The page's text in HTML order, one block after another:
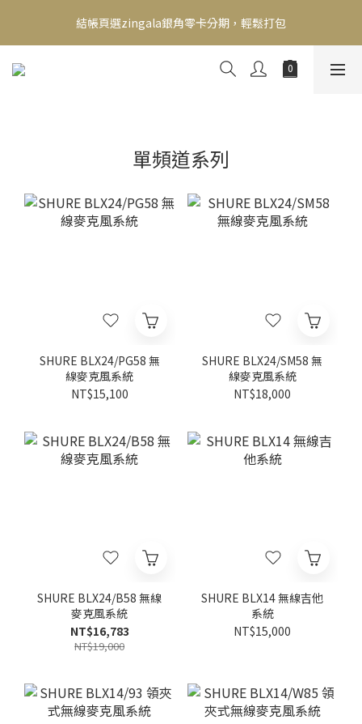
新會員送500！滿額最高回饋2000，刷卡最高12期零利率，馬上了
解👉
結帳頁選zingala銀角零卡分期，輕鬆打包
新會員送500！滿額最高回饋2000，刷卡最高12期零利率，馬上了
單頻道系列
SHURE BLX24/PG58 無
線麥克風系統
NT$15,100
SHURE BLX24/SM58 無
線麥克風系統
NT$18,000
SHURE BLX24/B58 無線
麥克風系統
NT$16,783
NT$19,000
SHURE BLX14 無線吉他
系統
NT$15,000